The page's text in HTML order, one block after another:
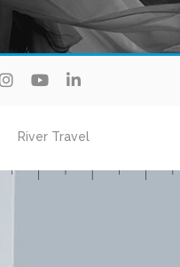
River Travel